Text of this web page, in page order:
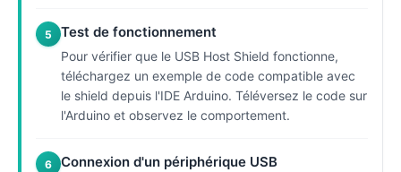
5 Test de fonctionnement
Pour vérifier que le USB Host Shield fonctionne,
téléchargez un exemple de code compatible avec
le shield depuis l'IDE Arduino. Téléversez le code sur
l'Arduino et observez le comportement.
6 Connexion d'un périphérique USB